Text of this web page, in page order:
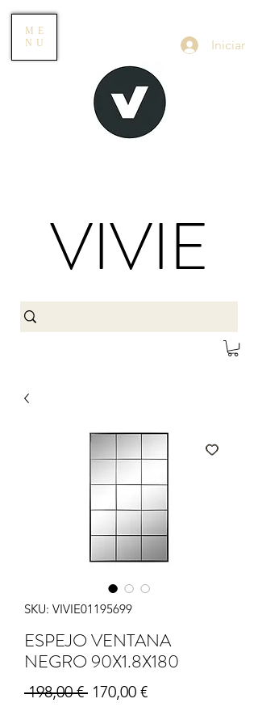
ME
NU
Iniciar
VIVIE
SKU: VIVIE01195699
ESPEJO VENTANA
NEGRO 90X1.8X180
198,00 € Precio
170,00 €Precio de oferta